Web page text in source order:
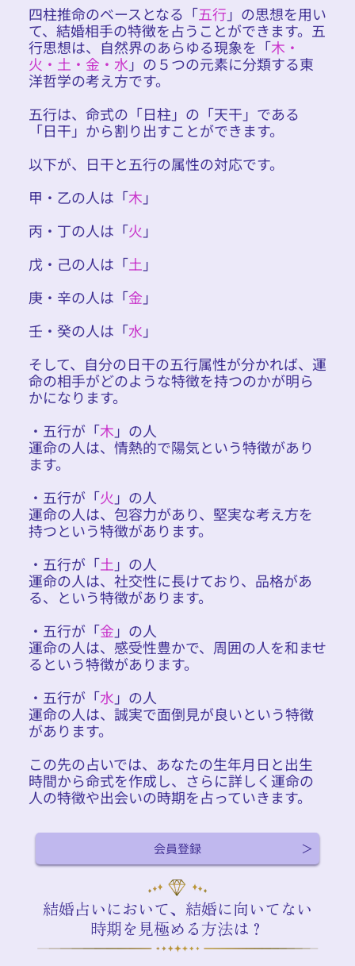
四柱推命のベースとなる「五行 」の思想を用い
て、結婚相手の特徴を占うことができます。五
行思想は、自然界のあらゆる現象を「木・
火・土・金・水 」の５つの元素に分類する東
洋哲学の考え方です。
五行は、命式の「日柱」の「天干」である
「日干」から割り出すことができます。
以下が、日干と五行の属性の対応です。
甲・乙の人は「木 」
丙・丁の人は「火 」
戊・己の人は「土 」
庚・辛の人は「金 」
壬・癸の人は「水 」
そして、自分の日干の五行属性が分かれば、運
命の相手がどのような特徴を持つのかが明ら
かになります。
・五行が「木 」の人
運命の人は、情熱的で陽気という特徴があり
ます。
・五行が「火 」の人
運命の人は、包容力があり、堅実な考え方を
持つという特徴があります。
・五行が「土 」の人
運命の人は、社交性に長けており、品格があ
る、という特徴があります。
・五行が「金 」の人
運命の人は、感受性豊かで、周囲の人を和ませ
るという特徴があります。
・五行が「水 」の人
運命の人は、誠実で面倒見が良いという特徴
があります。
この先の占いでは、あなたの生年月日と出生
時間から命式を作成し、さらに詳しく運命の
人の特徴や出会いの時期を占っていきます。
会員登録
結婚占いにおいて、結婚に向いてない
時期を見極める方法は？